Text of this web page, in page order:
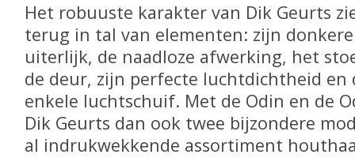
Het robuuste karakter van Dik Geurts
terug in tal van elementen: zijn
uiterlijk, de naadloze afwerking, het
de deur, zijn perfecte luchtdichtheid en
enkele luchtschuif. Met de Odin en de
Dik Geurts dan ook twee bijzondere
al indrukwekkende assortiment